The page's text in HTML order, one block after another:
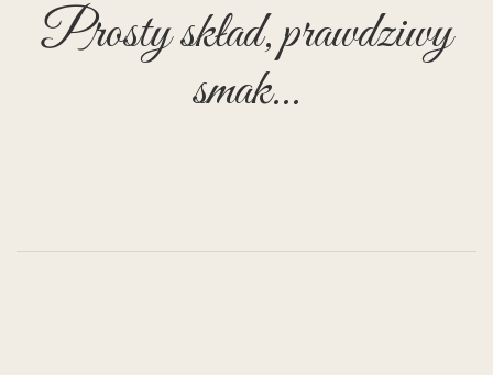
Prosty skład, prawdziwy
smak...